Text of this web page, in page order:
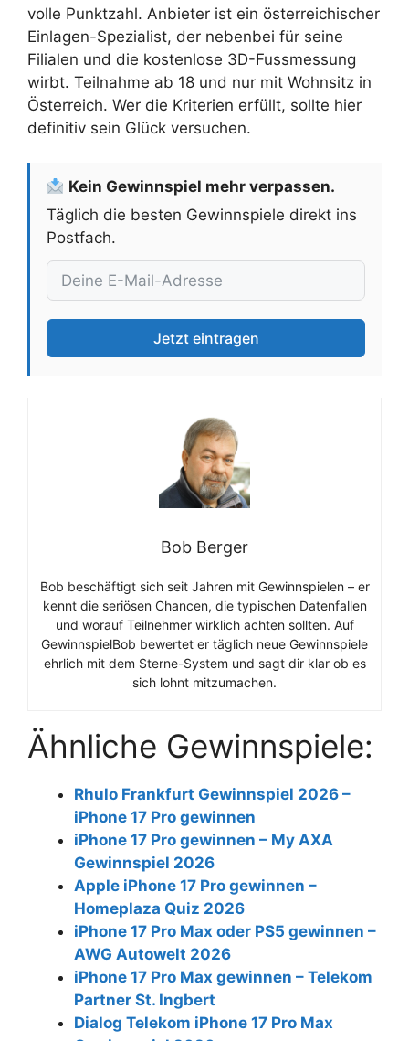
volle Punktzahl. Anbieter ist ein österreichischer
Einlagen-Spezialist, der nebenbei für seine
Filialen und die kostenlose 3D-Fussmessung
wirbt. Teilnahme ab 18 und nur mit Wohnsitz in
Österreich. Wer die Kriterien erfüllt, sollte hier
definitiv sein Glück versuchen.
Kein Gewinnspiel mehr verpassen.
Täglich die besten Gewinnspiele direkt ins
Postfach.
Jetzt eintragen
Bob Berger
Bob beschäftigt sich seit Jahren mit Gewinnspielen – er
kennt die seriösen Chancen, die typischen Datenfallen
und worauf Teilnehmer wirklich achten sollten. Auf
GewinnspielBob bewertet er täglich neue Gewinnspiele
ehrlich mit dem Sterne-System und sagt dir klar ob es
sich lohnt mitzumachen.
Ähnliche Gewinnspiele:
Rhulo Frankfurt Gewinnspiel 2026 –
iPhone 17 Pro gewinnen
iPhone 17 Pro gewinnen – My AXA
Gewinnspiel 2026
Apple iPhone 17 Pro gewinnen –
Homeplaza Quiz 2026
iPhone 17 Pro Max oder PS5 gewinnen –
AWG Autowelt 2026
iPhone 17 Pro Max gewinnen – Telekom
Partner St. Ingbert
Dialog Telekom iPhone 17 Pro Max